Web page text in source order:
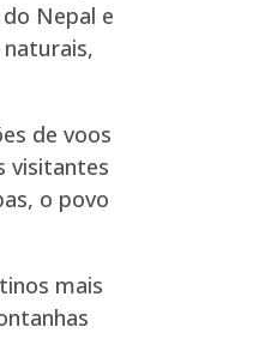
Nepal e
de voos
visitantes
o povo
mais